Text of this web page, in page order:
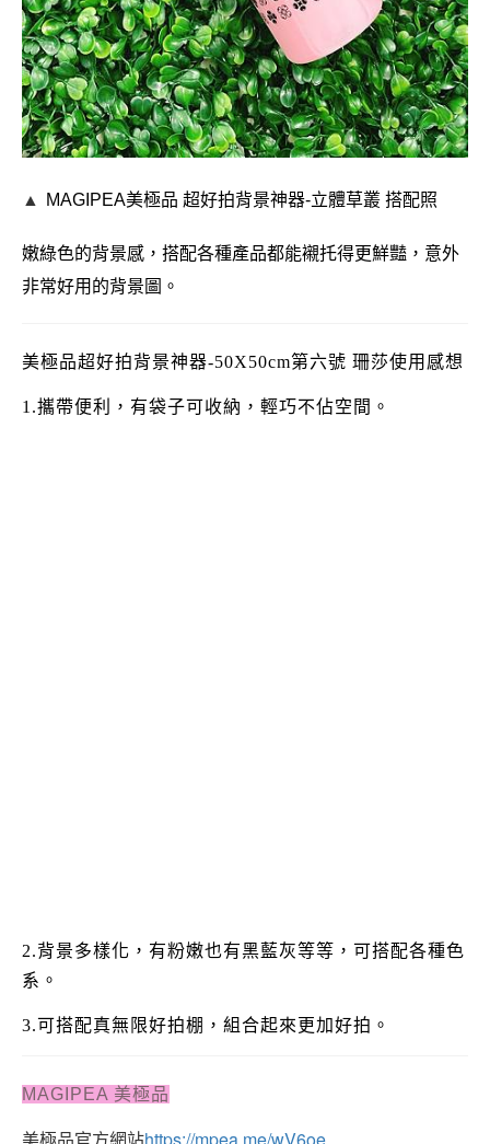
▲ MAGIPEA美極品 超好拍背景神器-立體草叢 搭配照
嫩綠色的背景感，搭配各種產品都能襯托得更鮮豔，意外
非常好用的背景圖。
美極品超好拍背景神器-50X50cm第六號 珊莎使用感想
1.攜帶便利，有袋子可收納，輕巧不佔空間。
2.背景多樣化，有粉嫩也有黑藍灰等等，可搭配各種色
系。
3.可搭配真無限好拍棚，組合起來更加好拍。
MAGIPEA 美極品